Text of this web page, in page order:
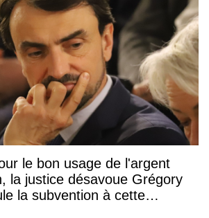
le bon usage de l'argent
la justice désavoue Grégory
la subvention à cette